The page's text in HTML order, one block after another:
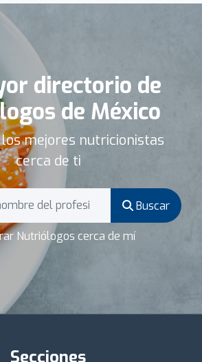
directorio de
de México
mejores nutricionistas
cerca de ti
Buscar
Nutriólogos cerca de mí
Secciones